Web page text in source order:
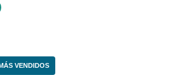
VENDIDOS